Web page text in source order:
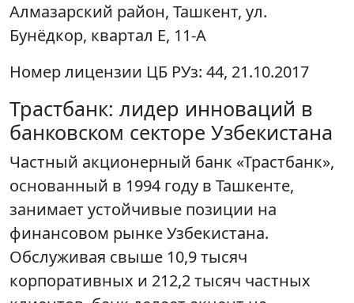
Алмазарский район, Ташкент, ул.
Бунёдкор, квартал Е, 11-А
Номер лицензии ЦБ РУз: 44, 21.10.2017
Трастбанк: лидер инноваций в
банковском секторе Узбекистана
Частный акционерный банк «Трастбанк»,
основанный в 1994 году в Ташкенте,
занимает устойчивые позиции на
финансовом рынке Узбекистана.
Обслуживая свыше 10,9 тысяч
корпоративных и 212,2 тысяч частных